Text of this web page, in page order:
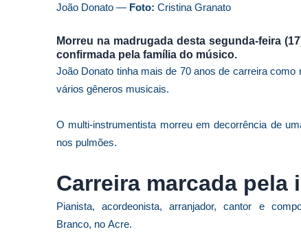
João Donato — Foto: Cristina Granato
Morreu na madrugada desta segunda-feira
confirmada pela família do músico.
João Donato tinha mais de 70 anos de carreira
vários gêneros musicais.
O multi-instrumentista morreu em decorrência de
nos pulmões.
Carreira marcada pela
Pianista, acordeonista, arranjador, cantor e
Branco, no Acre.